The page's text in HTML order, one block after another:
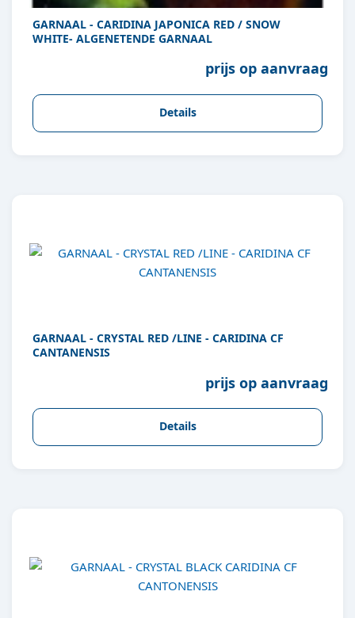
GARNAAL - CARIDINA JAPONICA RED / SNOW
WHITE- ALGENETENDE GARNAAL
prijs op aanvraag
Details
GARNAAL - CRYSTAL RED /LINE - CARIDINA CF
CANTANENSIS
prijs op aanvraag
Details